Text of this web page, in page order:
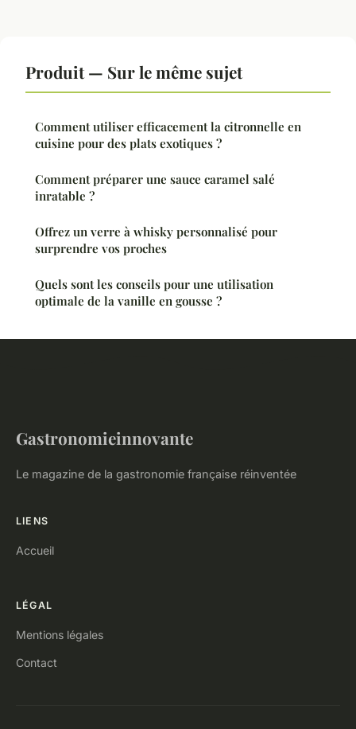
Produit — Sur le même sujet
Comment utiliser efficacement la citronnelle en
cuisine pour des plats exotiques ?
Comment préparer une sauce caramel salé
inratable ?
Offrez un verre à whisky personnalisé pour
surprendre vos proches
Quels sont les conseils pour une utilisation
optimale de la vanille en gousse ?
Gastronomieinnovante
Le magazine de la gastronomie française réinventée
LIENS
Accueil
LÉGAL
Mentions légales
Contact